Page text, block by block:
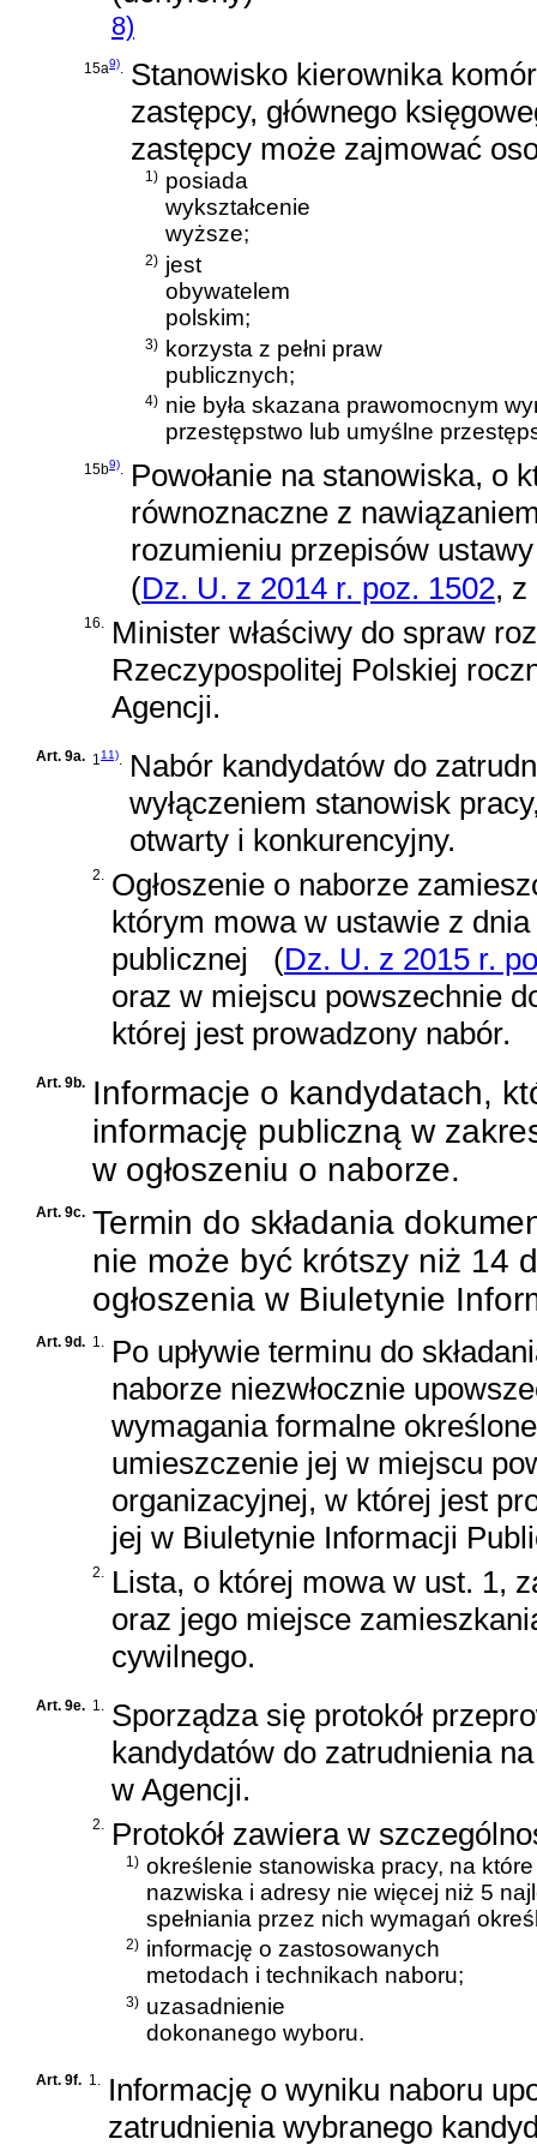
8)
15a9). Stanowisko kierownika
zastępcy, głównego
zastępcy może zajmować
1) posiada
wykształcenie
wyższe;
2) jest
obywatelem
polskim;
3) korzysta z pełni praw
publicznych;
4) nie była skazana prawomocnym
przestępstwo lub umyślne
15b9)
Powołanie na stanowiska, o
równoznaczne z
rozumieniu przepisów
(Dz. U. z 2014 r. poz. 1502, z
16.
Minister właściwy do spraw
Rzeczypospolitej Polskiej
Agencji.
Art. 9a. 1 11)
Nabór kandydatów do
wyłączeniem stanowisk
otwarty i konkurencyjny.
2.
Ogłoszenie o naborze
którym mowa w ustawie z
publicznej
(Dz. U. z 2015 r.
oraz w miejscu powszechnie
której jest prowadzony nabór.
Art. 9b. Informacje o kandydatach,
informację publiczną w
w ogłoszeniu o naborze.
Art. 9c. Termin do składania
nie może być krótszy niż 14
ogłoszenia w Biuletynie
Art. 9d. 1.
Po upływie terminu do
naborze niezwłocznie
wymagania formalne
umieszczenie jej w miejscu
organizacyjnej, w której jest
jej w Biuletynie Informacji
2.
Lista, o której mowa w ust. 1,
oraz jego miejsce
cywilnego.
Art. 9e. 1.
Sporządza się protokół
kandydatów do zatrudnienia
w Agencji.
2. Protokół zawiera w
1) określenie stanowiska pracy, na
nazwiska i adresy nie więcej niż 5
spełniania przez nich wymagań
2) informację o zastosowanych
metodach i technikach naboru;
3) uzasadnienie
dokonanego wyboru.
Art. 9f. 1. Informację o wyniku naboru
zatrudnienia wybranego